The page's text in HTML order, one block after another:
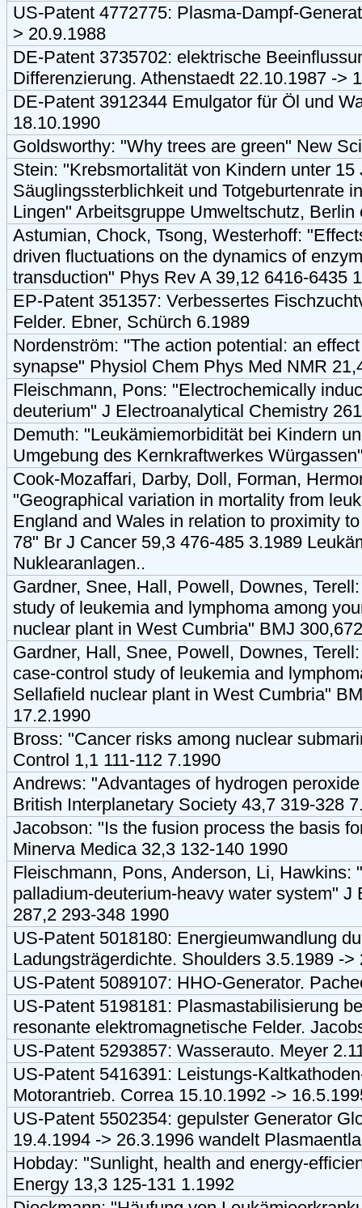
US-Patent 4772775: Plasma-Dampf-
> 20.9.1988
DE-Patent 3735702: elektrische
Differenzierung. Athenstaedt 22.10.1987 ->
DE-Patent 3912344 Emulgator für Öl und
18.10.1990
Goldsworthy: "Why trees are green" New
Stein: "Krebsmortalität von Kindern unter 15
Säuglingssterblichkeit und Totgeburtenrate
Lingen" Arbeitsgruppe Umweltschutz, Berlin
Astumian, Chock, Tsong, Westerhoff:
driven fluctuations on the dynamics of
transduction" Phys Rev A 39,12 6416-6435
EP-Patent 351357: Verbessertes
Felder. Ebner, Schürch 6.1989
Nordenström: "The action potential: an
synapse" Physiol Chem Phys Med NMR
Fleischmann, Pons: "Electrochemically
deuterium" J Electroanalytical Chemistry
Demuth: "Leukämiemorbidität bei Kindern
Umgebung des Kernkraftwerkes
Cook-Mozaffari, Darby, Doll, Forman,
"Geographical variation in mortality from
England and Wales in relation to proximity
78" Br J Cancer 59,3 476-485 3.1989
Nuklearanlagen..
Gardner, Snee, Hall, Powell, Downes,
study of leukemia and lymphoma among
nuclear plant in West Cumbria" BMJ
Gardner, Hall, Snee, Powell, Downes,
case-control study of leukemia and
Sellafield nuclear plant in West Cumbria"
17.2.1990
Bross: "Cancer risks among nuclear
Control 1,1 111-112 7.1990
Andrews: "Advantages of hydrogen
British Interplanetary Society 43,7 319-328
Jacobson: "Is the fusion process the basis
Minerva Medica 32,3 132-140 1990
Fleischmann, Pons, Anderson, Li, Hawkins:
palladium-deuterium-heavy water system" J
287,2 293-348 1990
US-Patent 5018180: Energieumwandlung
Ladungsträgerdichte. Shoulders 3.5.1989 ->
US-Patent 5089107: HHO-Generator.
US-Patent 5198181: Plasmastabilisierung
resonante elektromagnetische Felder.
US-Patent 5293857: Wasserauto. Meyer
US-Patent 5416391: Leistungs-
Motorantrieb. Correa 15.10.1992 ->
US-Patent 5502354: gepulster Generator
19.4.1994 -> 26.3.1996 wandelt
Hobday: "Sunlight, health and energy-
Energy 13,3 125-131 1.1992